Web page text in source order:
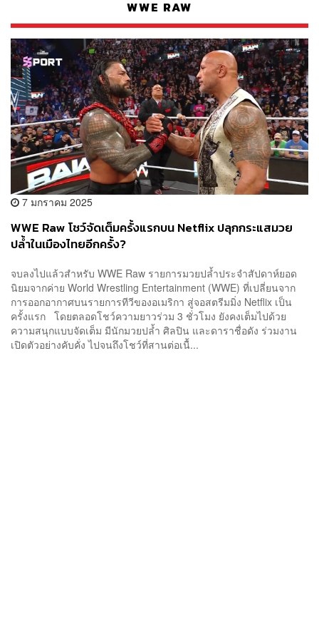
WWE RAW
7 มกราคม 2025
WWE Raw โชว์จัดเต็มครั้งแรกบน Netflix ปลุกกระแสมวย
ปล้ำในเมืองไทยอีกครั้ง?
จบลงไปแล้วสำหรับ WWE Raw รายการมวยปล้ำประจำสัปดาห์ยอด
นิยมจากค่าย World Wrestling Entertainment (WWE) ที่เปลี่ยนจาก
การออกอากาศบนรายการทีวีของอเมริกา สู่จอสตรีมมิ่ง Netflix เป็น
ครั้งแรก โดยตลอดโชว์ความยาวร่วม 3 ชั่วโมง ยังคงเต็มไปด้วย
ความสนุกแบบจัดเต็ม มีนักมวยปล้ำ ศิลปิน และดาราชื่อดัง ร่วมงาน
เปิดตัวอย่างคับคั่ง ไปจนถึงโชว์ที่สานต่อเนื้...